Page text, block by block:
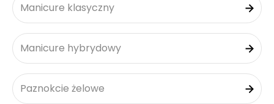
Manicure klasyczny
Manicure hybrydowy
Paznokcie żelowe